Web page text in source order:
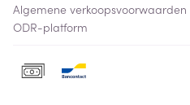
Algemene verkoopsvoorwaarden
ODR-platform